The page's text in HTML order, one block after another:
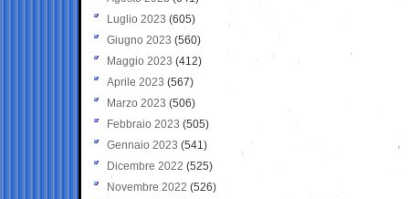
Luglio 2023 (605)
Giugno 2023 (560)
Maggio 2023 (412)
Aprile 2023 (567)
Marzo 2023 (506)
Febbraio 2023 (505)
Gennaio 2023 (541)
Dicembre 2022 (525)
Novembre 2022 (526)